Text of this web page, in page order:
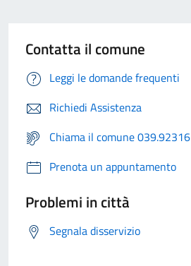
Contatta il comune
Leggi le domande frequenti
Richiedi Assistenza
Chiama il comune 039.92316
Prenota un appuntamento
Problemi in città
Segnala disservizio